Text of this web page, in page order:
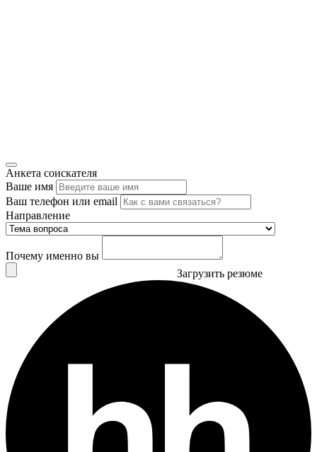
Анкета соискателя
Ваше имя
Ваш телефон или email
Направление
Почему именно вы
Загрузить резюме